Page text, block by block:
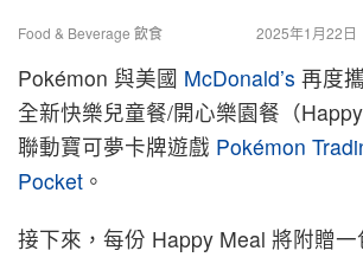
Food & Beverage 飲食 2025年1月22日
Pokémon 與美國 McDonald’s 再度
全新快樂兒童餐/開心樂園餐（
聯動寶可夢卡牌遊戲 Pokémon
Pocket 。
接下來，每份 Happy Meal 將附贈